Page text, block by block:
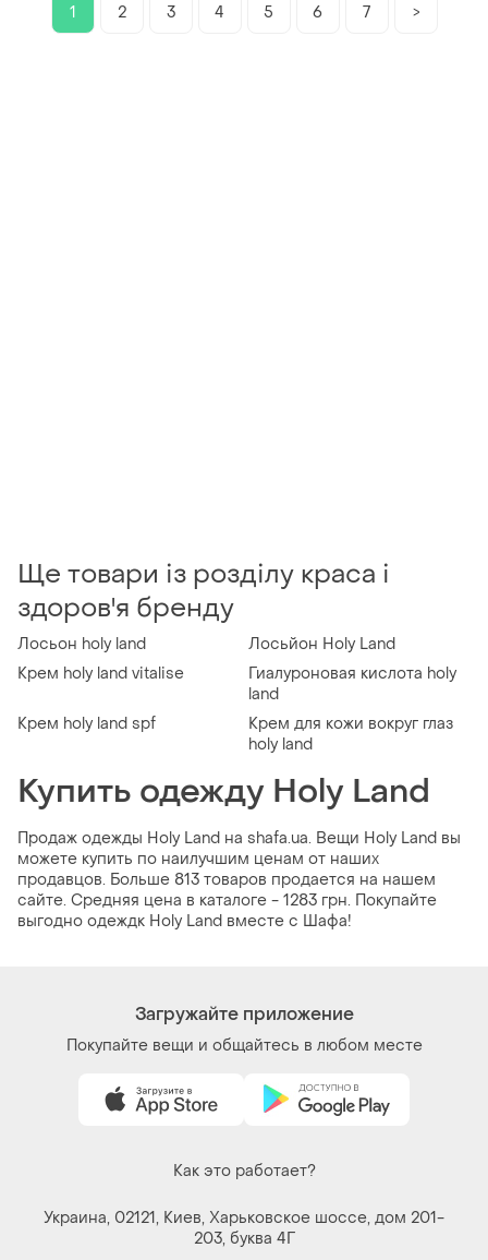
1 2 3 4 5 6 7 >
Ще товари із розділу краса і
здоров'я бренду
Лосьон holy land
Лосьйон Holy Land
Крем holy land vitalise
Гиалуроновая кислота holy
land
Крем holy land spf
Крем для кожи вокруг глаз
holy land
Купить одежду Holy Land
Продаж одежды Holy Land на shafa.ua. Вещи Holy Land вы
можете купить по наилучшим ценам от наших
продавцов. Больше 813 товаров продается на нашем
сайте. Средняя цена в каталоге - 1283 грн. Покупайте
выгодно одеждк Holy Land вместе с Шафа!
Загружайте приложение
Покупайте вещи и общайтесь в любом месте
Как это работает?
Украина, 02121, Киев, Харьковское шоссе, дом 201-
203, буква 4Г